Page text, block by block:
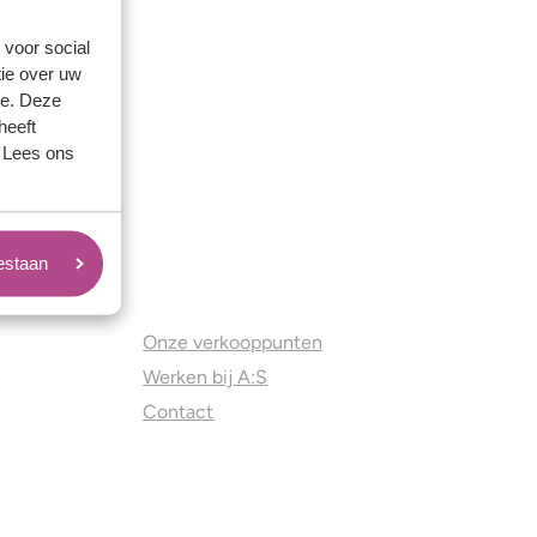
voor social
over uw
Deze
ons
Onze verkooppunten
Werken bij A:S
Contact